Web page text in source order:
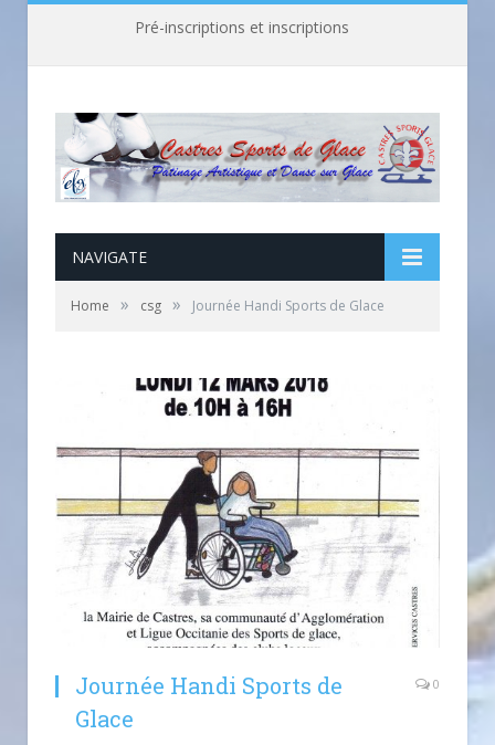
Pré-inscriptions et inscriptions
NAVIGATE
Home » csg » Journée Handi Sports de Glace
Journée Handi Sports de
Glace
0